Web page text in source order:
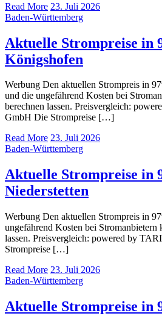
Read More 23. Juli 2026
Baden-Württemberg
Aktuelle Strompreise in
Königshofen
Werbung Den aktuellen Strompreis in
und die ungefährend Kosten bei
berechnen lassen. Preisvergleich:
GmbH Die Strompreise […]
Read More 23. Juli 2026
Baden-Württemberg
Aktuelle Strompreise in
Niederstetten
Werbung Den aktuellen Strompreis in
ungefährend Kosten bei Stromanbietern
lassen. Preisvergleich: powered by
Strompreise […]
Read More 23. Juli 2026
Baden-Württemberg
Aktuelle Strompreise in